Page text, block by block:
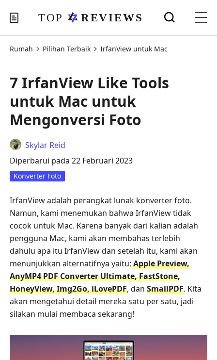
Rumah Pilihan Terbaik IrfanView untuk Mac
7 IrfanView Like Tools
untuk Mac untuk
Mengonversi Foto
Skylar Reid
Diperbarui pada 22 Februari 2023
Konverter Foto
IrfanView adalah perangkat lunak konverter foto.
Namun, kami menemukan bahwa IrfanView tidak
cocok untuk Mac. Karena banyak dari kalian adalah
pengguna Mac, kami akan membahas terlebih
dahulu apa itu IrfanView dan setelah itu, kami akan
menunjukkan alternatifnya yaitu; Apple Preview,
AnyMP4 PDF Converter Ultimate, FastStone,
HoneyView, Img2Go, iLovePDF, dan SmallPDF. Kita
akan mengetahui detail mereka satu per satu, jadi
silakan mulai membaca sekarang!